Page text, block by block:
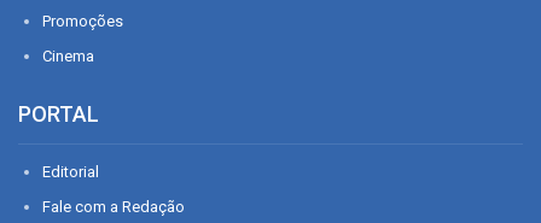
Promoções
Cinema
PORTAL
Editorial
Fale com a Redação